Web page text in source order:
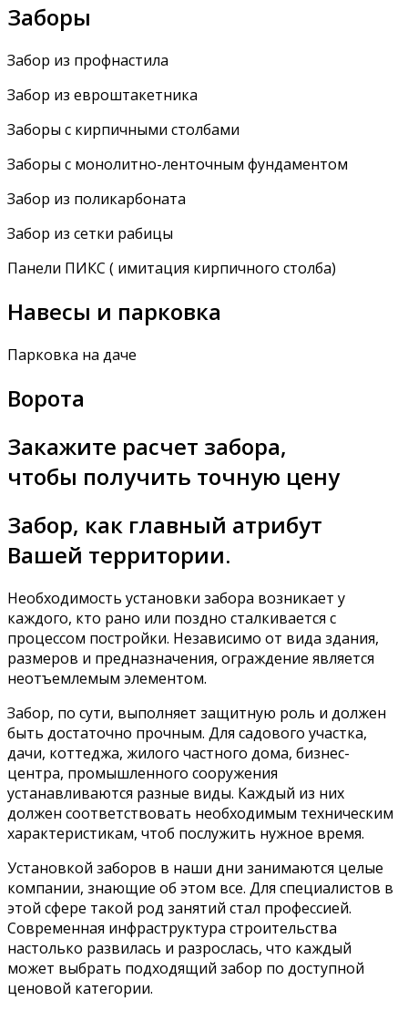
Заборы
Забор из профнастила
Забор из евроштакетника
Заборы с кирпичными столбами
Заборы с монолитно-ленточным фундаментом
Забор из поликарбоната
Забор из сетки рабицы
Панели ПИКС ( имитация кирпичного столба)
Навесы и парковка
Парковка на даче
Ворота
Закажите расчет забора,
чтобы получить точную цену
Забор, как главный атрибут
Вашей территории.
Необходимость установки забора возникает у
каждого, кто рано или поздно сталкивается с
процессом постройки. Независимо от вида здания,
размеров и предназначения, ограждение является
неотъемлемым элементом.
Забор, по сути, выполняет защитную роль и должен
быть достаточно прочным. Для садового участка,
дачи, коттеджа, жилого частного дома, бизнес-
центра, промышленного сооружения
устанавливаются разные виды. Каждый из них
должен соответствовать необходимым техническим
характеристикам, чтоб послужить нужное время.
Установкой заборов в наши дни занимаются целые
компании, знающие об этом все. Для специалистов в
этой сфере такой род занятий стал профессией.
Современная инфраструктура строительства
настолько развилась и разрослась, что каждый
может выбрать подходящий забор по доступной
ценовой категории.